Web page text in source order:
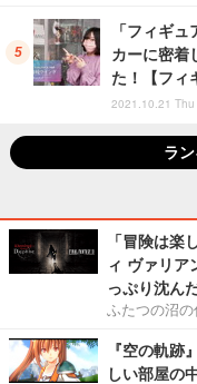
「フィギ
カーに密着
た！【フィ
2021.10.21 Thu
ラ
「冒険は楽
ィ ヴァリ
っぷり沈ん
ふたつの沼の
『空の軌跡
しい部屋の